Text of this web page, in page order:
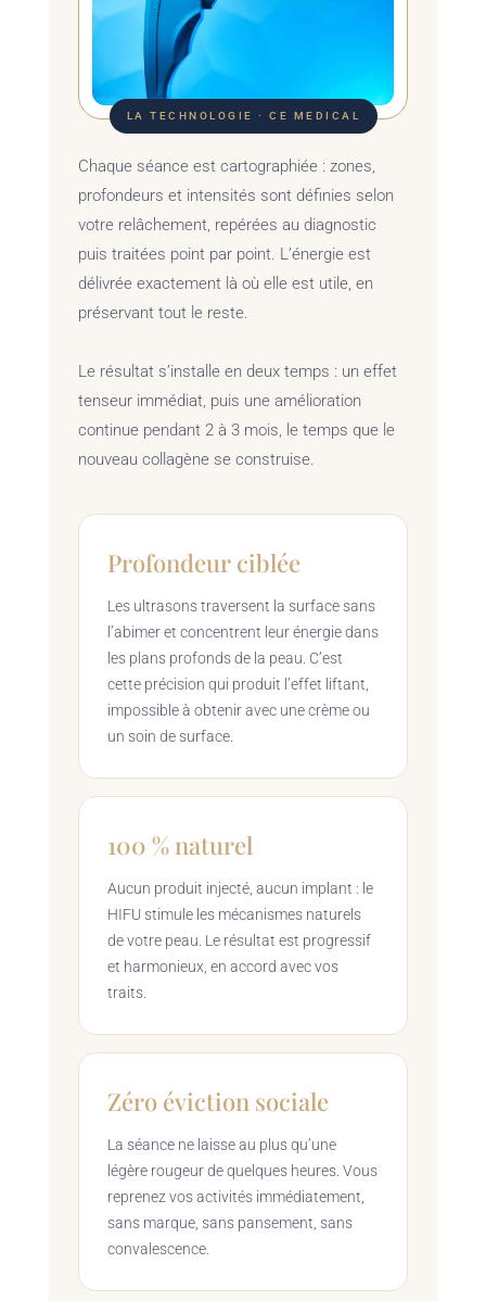
LA TECHNOLOGIE · CE MEDICAL
Chaque séance est cartographiée : zones,
profondeurs et intensités sont définies selon
votre relâchement, repérées au diagnostic
puis traitées point par point. L’énergie est
délivrée exactement là où elle est utile, en
préservant tout le reste.
Le résultat s’installe en deux temps : un effet
tenseur immédiat, puis une amélioration
continue pendant 2 à 3 mois, le temps que le
nouveau collagène se construise.
Profondeur ciblée
Les ultrasons traversent la surface sans
l’abimer et concentrent leur énergie dans
les plans profonds de la peau. C’est
cette précision qui produit l’effet liftant,
impossible à obtenir avec une crème ou
un soin de surface.
100 % naturel
Aucun produit injecté, aucun implant : le
HIFU stimule les mécanismes naturels
de votre peau. Le résultat est progressif
et harmonieux, en accord avec vos
traits.
Zéro éviction sociale
La séance ne laisse au plus qu’une
légère rougeur de quelques heures. Vous
reprenez vos activités immédiatement,
sans marque, sans pansement, sans
convalescence.